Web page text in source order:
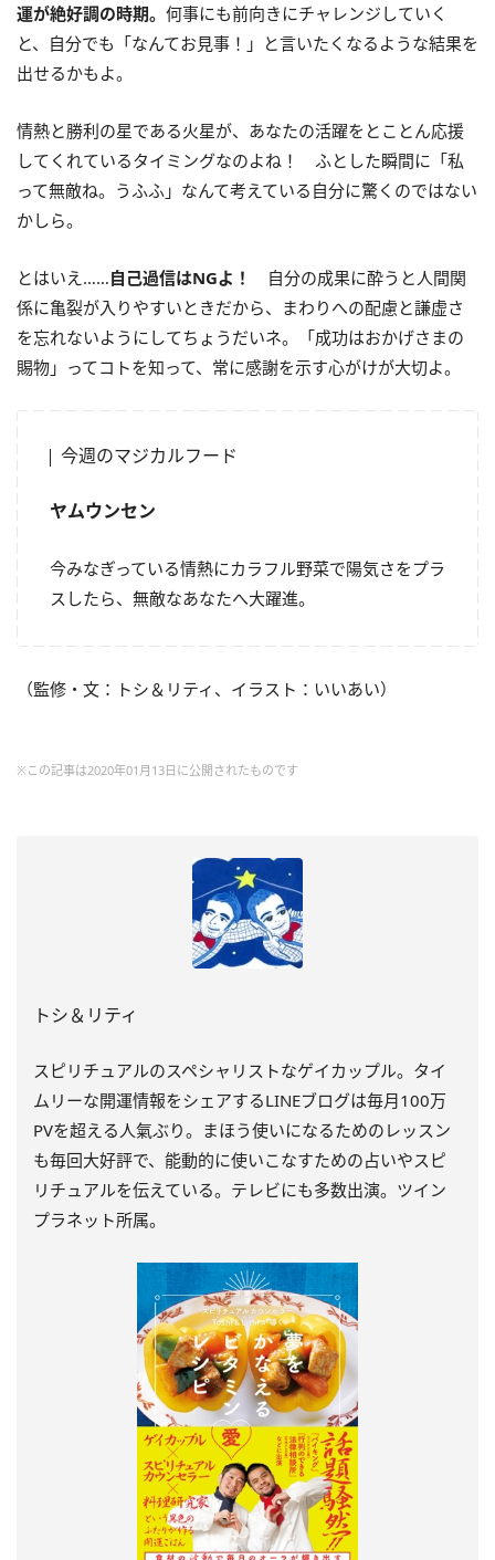
運が絶好調の時期。 何事にも前向きにチャレンジしていく
と、自分でも「なんてお見事！」と言いたくなるような結果を
出せるかもよ。
情熱と勝利の星である火星が、あなたの活躍をとことん応援
してくれているタイミングなのよね！ ふとした瞬間に「私
って無敵ね。うふふ」なんて考えている自分に驚くのではない
かしら。
とはいえ……自己過信はNGよ！
自分の成果に酔うと人間関
係に亀裂が入りやすいときだから、まわりへの配慮と謙虚さ
を忘れないようにしてちょうだいネ。「成功はおかげさまの
賜物」ってコトを知って、常に感謝を示す心がけが大切よ。
今週のマジカルフード
ヤムウンセン
今みなぎっている情熱にカラフル野菜で陽気さをプラ
スしたら、無敵なあなたへ大躍進。
（監修・文：トシ＆リティ、イラスト：いいあい）
※この記事は2020年01月13日に公開されたものです
トシ＆リティ
スピリチュアルのスペシャリストなゲイカップル。タイ
ムリーな開運情報をシェアするLINEブログは毎月100万
PVを超える人氣ぶり。まほう使いになるためのレッスン
も毎回大好評で、能動的に使いこなすための占いやスピ
リチュアルを伝えている。テレビにも多数出演。ツイン
プラネット所属。